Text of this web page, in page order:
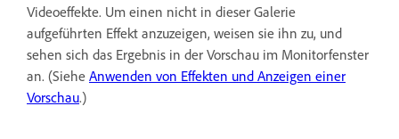
Videoeffekte. Um einen nicht in dieser Galerie
aufgeführten Effekt anzuzeigen, weisen sie ihn zu, und
sehen sich das Ergebnis in der Vorschau im Monitorfenster
an. (Siehe Anwenden von Effekten und Anzeigen einer
Vorschau.)